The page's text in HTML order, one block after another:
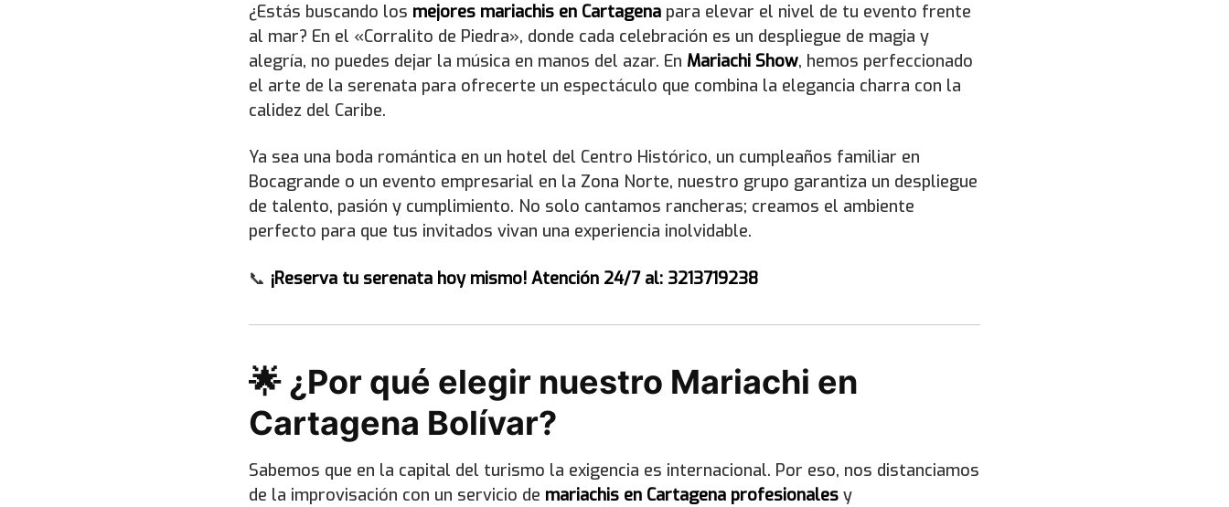
¿Estás buscando los mejores mariachis en Cartagena para elevar el nivel de tu evento frente
al mar? En el «Corralito de Piedra», donde cada celebración es un despliegue de magia y
alegría, no puedes dejar la música en manos del azar. En Mariachi Show, hemos perfeccionado
el arte de la serenata para ofrecerte un espectáculo que combina la elegancia charra con la
calidez del Caribe.
Ya sea una boda romántica en un hotel del Centro Histórico, un cumpleaños familiar en
Bocagrande o un evento empresarial en la Zona Norte, nuestro grupo garantiza un despliegue
de talento, pasión y cumplimiento. No solo cantamos rancheras; creamos el ambiente
perfecto para que tus invitados vivan una experiencia inolvidable.
📞 ¡Reserva tu serenata hoy mismo! Atención 24/7 al: 3213719238
🌟 ¿Por qué elegir nuestro Mariachi en
Cartagena Bolívar?
Sabemos que en la capital del turismo la exigencia es internacional. Por eso, nos distanciamos
de la improvisación con un servicio de mariachis en Cartagena profesionales y